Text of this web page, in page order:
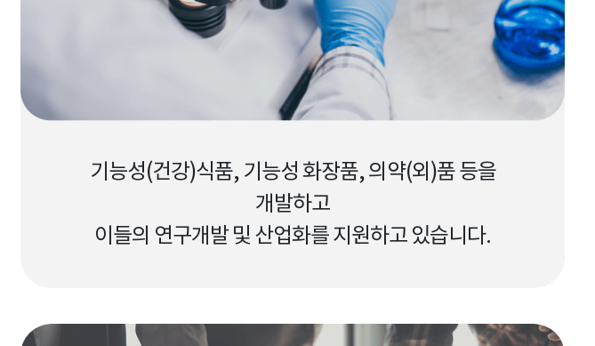
기능성(건강)식품, 기능성 화장품, 의약(외)품 등을
개발하고
이들의 연구개발 및 산업화를 지원하고 있습니다.